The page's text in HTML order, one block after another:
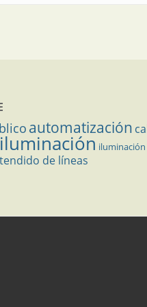
automatización
iluminación iluminación
tendido de líneas